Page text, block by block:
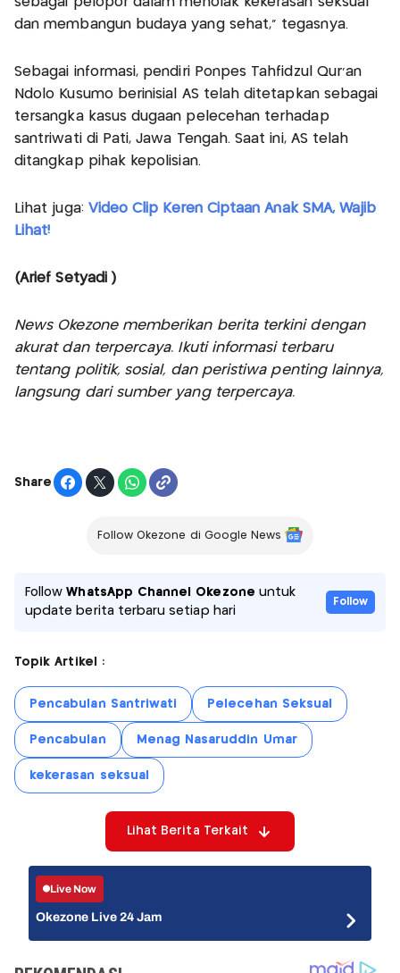
dan membangun budaya yang sehat,” tegasnya.
Sebagai informasi, pendiri Ponpes Tahfidzul Qur'an
Ndolo Kusumo berinisial AS telah ditetapkan sebagai
tersangka kasus dugaan pelecehan terhadap
santriwati di Pati, Jawa Tengah. Saat ini, AS telah
ditangkap pihak kepolisian.
Lihat juga: Video Clip Keren Ciptaan Anak SMA, Wajib
Lihat!
(Arief Setyadi )
News Okezone memberikan berita terkini dengan
akurat dan terpercaya. Ikuti informasi terbaru
tentang politik, sosial, dan peristiwa penting lainnya,
langsung dari sumber yang terpercaya.
Share
Follow Okezone di Google News
FollowWhatsApp Channel Okezone untuk
update berita terbaru setiap hari
Follow
Topik Artikel :
Pencabulan Santriwati Pelecehan Seksual
Pencabulan Menag Nasaruddin Umar
kekerasan seksual
Lihat Berita Terkait
Live Now
Okezone Live 24 Jam